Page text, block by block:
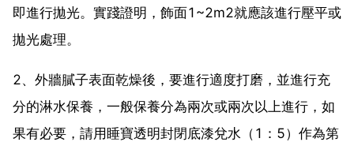
即進行拋光。實踐證明，飾面1~2m2就應該進行壓平或
拋光處理。
2、外牆膩子表面乾燥後，要進行適度打磨，並進行充
分的淋水保養，一般保養分為兩次或兩次以上進行，如
果有必要，請用睡寶透明封閉底漆兌水（1：5）作為第